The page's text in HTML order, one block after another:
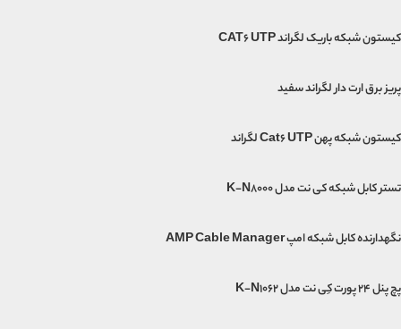
کیستون شبکه باریک لگراند CAT6 UTP
پریز برق ارت دار لگراند سفید
کیستون شبکه پهن Cat6 UTP لگراند
تستر کابل شبکه کی نت مدل K-N8000
نگهدارنده کابل شبکه امپ AMP Cable Manager
پچ پنل 24 پورت کِی نت مدل K-N1062